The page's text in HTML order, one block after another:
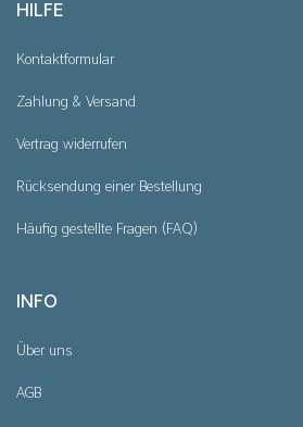
HILFE
Kontaktformular
Zahlung & Versand
Vertrag widerrufen
Rücksendung einer Bestellung
Häufig gestellte Fragen (FAQ)
INFO
Über uns
AGB